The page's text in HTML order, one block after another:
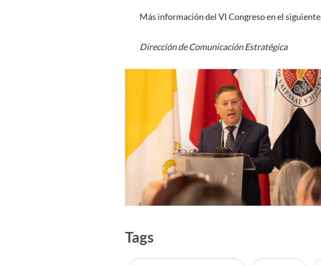
Más información del VI Congreso en el siguiente
Dirección de Comunicación Estratégica
Tags